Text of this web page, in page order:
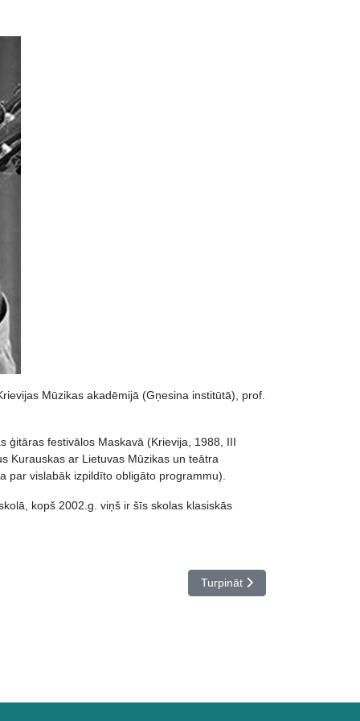
Mūzikas akadēmijā (Gņesina institūtā), prof.
ģitāras festivālos Maskavā (Krievija, 1988, III
Kurauskas ar Lietuvas Mūzikas un teātra
vislabāk izpildīto obligāto programmu).
kopš 2002.g. viņš ir šīs skolas klasiskās
Nākamais raksts: Pedagogu
Turpināt